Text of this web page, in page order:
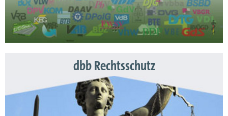
dbb Rechtsschutz